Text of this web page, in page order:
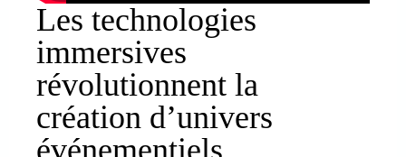
Les technologies
immersives
révolutionnent la
création d’univers
événementiels